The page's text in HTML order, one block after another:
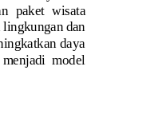
paket wisata
lingkungan dan
daya
model